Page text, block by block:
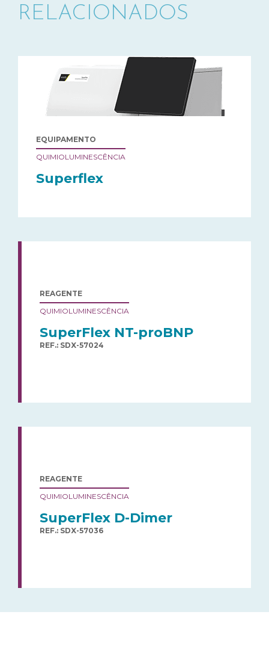
RELACIONADOS
EQUIPAMENTO
QUIMIOLUMINESCÊNCIA
Superflex
REAGENTE
QUIMIOLUMINESCÊNCIA
SuperFlex NT-proBNP
REF.: SDX-57024
REAGENTE
QUIMIOLUMINESCÊNCIA
SuperFlex D-Dimer
REF.: SDX-57036